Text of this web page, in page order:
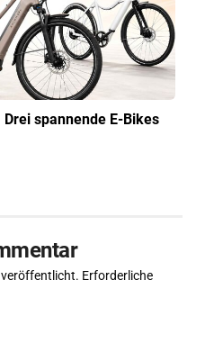
spannende E-Bikes
veröffentlicht. Erforderliche